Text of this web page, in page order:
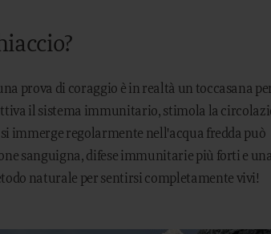
prova di coraggio è in realtà un toccasana
il sistema immunitario, stimola la
immerge regolarmente nell'acqua fredda può
sanguigna, difese immunitarie più forti e
naturale per sentirsi completamente vivi!